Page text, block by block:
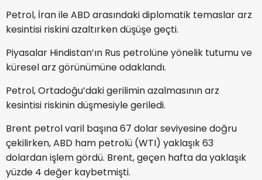
Petrol, İran ile ABD arasındaki diplomatik temaslar arz
kesintisi riskini azaltırken düşüşe geçti.
Piyasalar Hindistan’ın Rus petrolüne yönelik tutumu ve
küresel arz görünümüne odaklandı.
Petrol, Ortadoğu’daki gerilimin azalmasının arz
kesintisi riskinin düşmesiyle geriledi.
Brent petrol varil başına 67 dolar seviyesine doğru
çekilirken, ABD ham petrolü (WTI) yaklaşık 63
dolardan işlem gördü. Brent, geçen hafta da yaklaşık
yüzde 4 değer kaybetmişti.